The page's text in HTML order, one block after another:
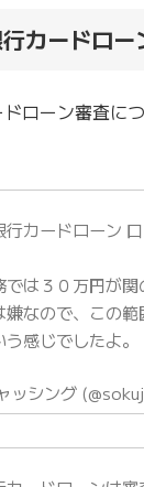
カードロ
ローン審査に
行カードローン 口
では３０万円が
嫌なので、この
感じでしたよ。
ッシング